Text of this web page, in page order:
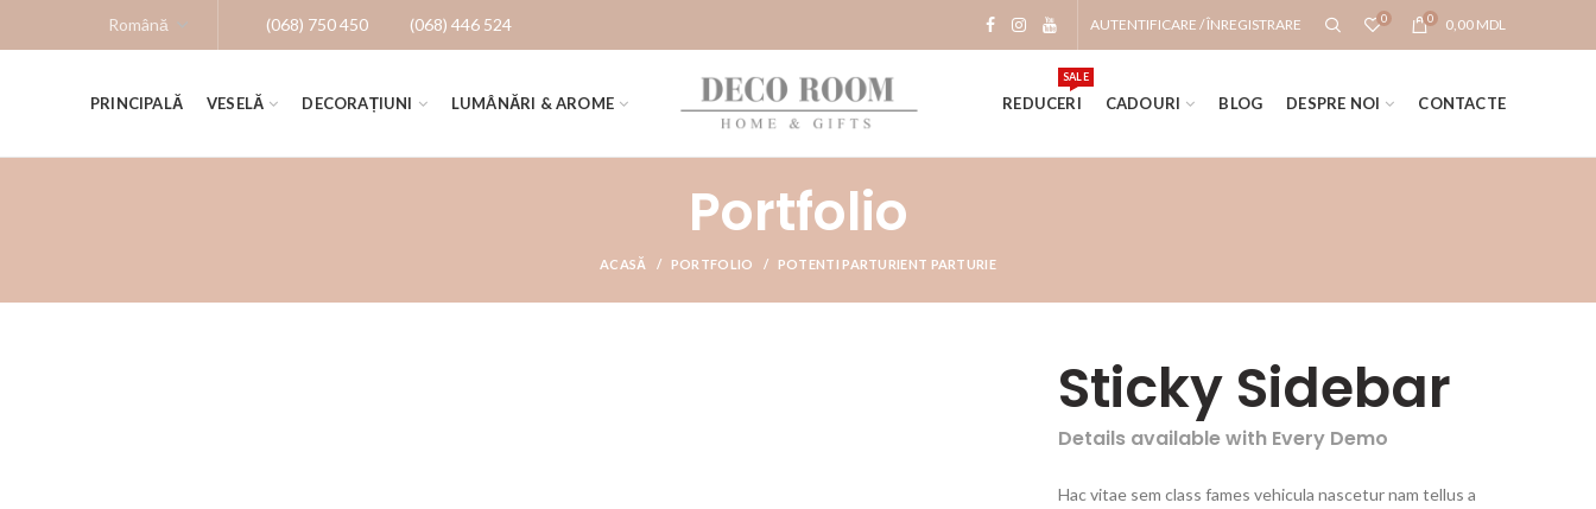
(068) 750 450 (068) 446 524 AUTENTIFICARE / ÎNREGISTRARE 0 0 0,00 MDL
PRINCIPALĂ VESELĂ DECORAȚIUNI LUMÂNĂRI & AROME REDUCERI
SALE
CADOURI BLOG DESPRE NOI CONTACTE
Portfolio
ACASĂ PORTFOLIO POTENTI PARTURIENT PARTURIE
Sticky Sidebar
Details available with Every Demo
Hac vitae sem class fames vehicula nascetur nam tellus a